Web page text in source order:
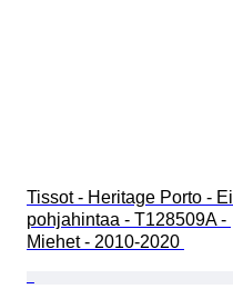
Tissot - Heritage Porto - Ei
pohjahintaa - T128509A -
Miehet - 2010-2020